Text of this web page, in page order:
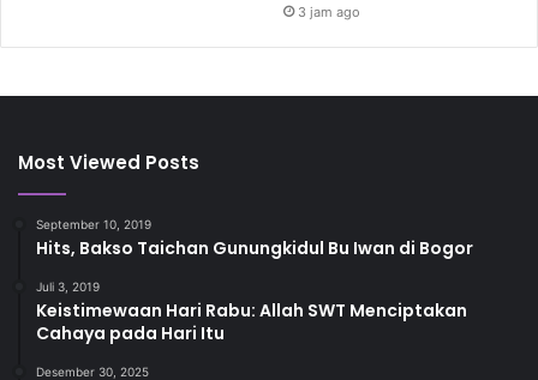
3 jam ago
Most Viewed Posts
September 10, 2019
Hits, Bakso Taichan Gunungkidul Bu Iwan di Bogor
Juli 3, 2019
Keistimewaan Hari Rabu: Allah SWT Menciptakan
Cahaya pada Hari Itu
Desember 30, 2025